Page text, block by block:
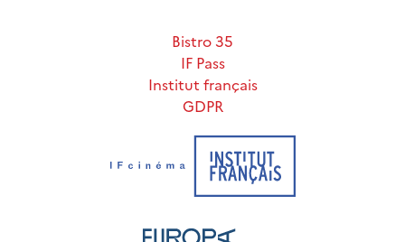
Bistro 35
IF Pass
Institut français
GDPR